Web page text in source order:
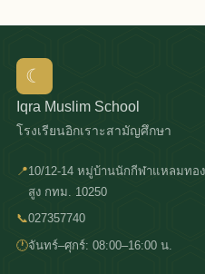
☾
Iqra Muslim School
โรงเรียนอิกเราะสามัญศึกษา
📍10/12-14 หมู่บ้านนักกีฬาแหลมทอ
สูง กทม. 10250
📞027357740
🕐จันทร์–ศุกร์: 08:00–16:00 น.